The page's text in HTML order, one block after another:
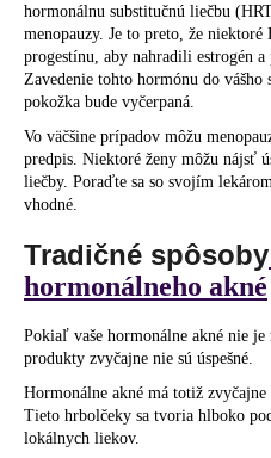
hormonálnu substitučnú liečbu
menopauzy. Je to preto, že
progestínu, aby nahradili estrogén a
Zavedenie tohto hormónu do vášho
pokožka bude vyčerpaná.
Vo väčšine prípadov môžu
predpis. Niektoré ženy môžu nájsť
liečby. Poraďte sa so svojím
vhodné.
Tradičné spôsoby
hormonálneho akné
Pokiaľ vaše hormonálne akné nie
produkty zvyčajne nie sú úspešné.
Hormonálne akné má totiž
Tieto hrbolčeky sa tvoria hlboko
lokálnych liekov.